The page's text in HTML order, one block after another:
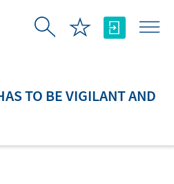
TO BE VIGILANT AND